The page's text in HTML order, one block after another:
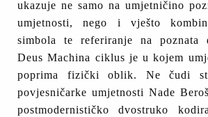
ukazuje ne samo na umjetničino
umjetnosti, nego i vješto
simbola te referiranje na poznata
Deus Machina ciklus je u kojem
poprima fizički oblik. Ne čudi
povjesničarke umjetnosti Nade
postmodernističko dvostruko